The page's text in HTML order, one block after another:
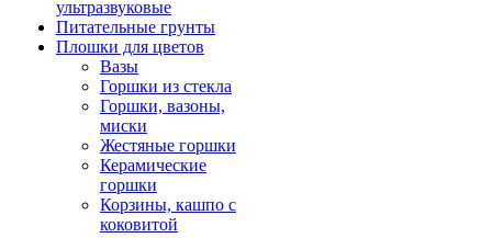
ультразвуковые
Питательные грунты
Плошки для цветов
Вазы
Горшки из стекла
Горшки, вазоны,
миски
Жестяные горшки
Керамические
горшки
Корзины, кашпо с
коковитой